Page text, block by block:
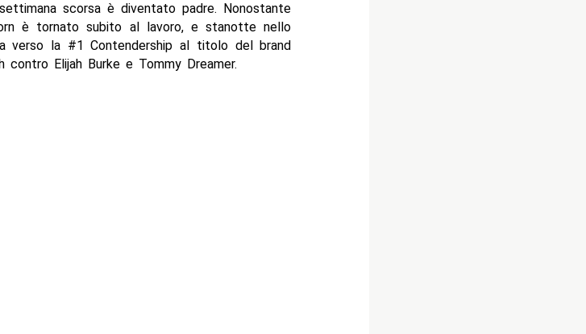
scorsa è diventato padre. Nonostante
è tornato subito al lavoro, e stanotte nello
verso la #1 Contendership al titolo del brand
Elijah Burke e Tommy Dreamer.